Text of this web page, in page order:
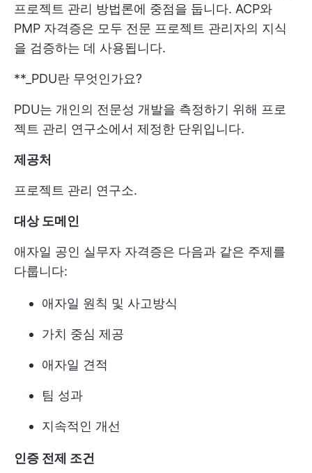
프로젝트 관리 방법론에 중점을 둡니다. ACP와
PMP 자격증은 모두 전문 프로젝트 관리자의 지식
을 검증하는 데 사용됩니다.
**_PDU란 무엇인가요?
PDU는 개인의 전문성 개발을 측정하기 위해 프로
젝트 관리 연구소에서 제정한 단위입니다.
제공처
프로젝트 관리 연구소.
대상 도메인
애자일 공인 실무자 자격증은 다음과 같은 주제를
다룹니다:
애자일 원칙 및 사고방식
가치 중심 제공
애자일 견적
팀 성과
지속적인 개선
인증 전제 조건